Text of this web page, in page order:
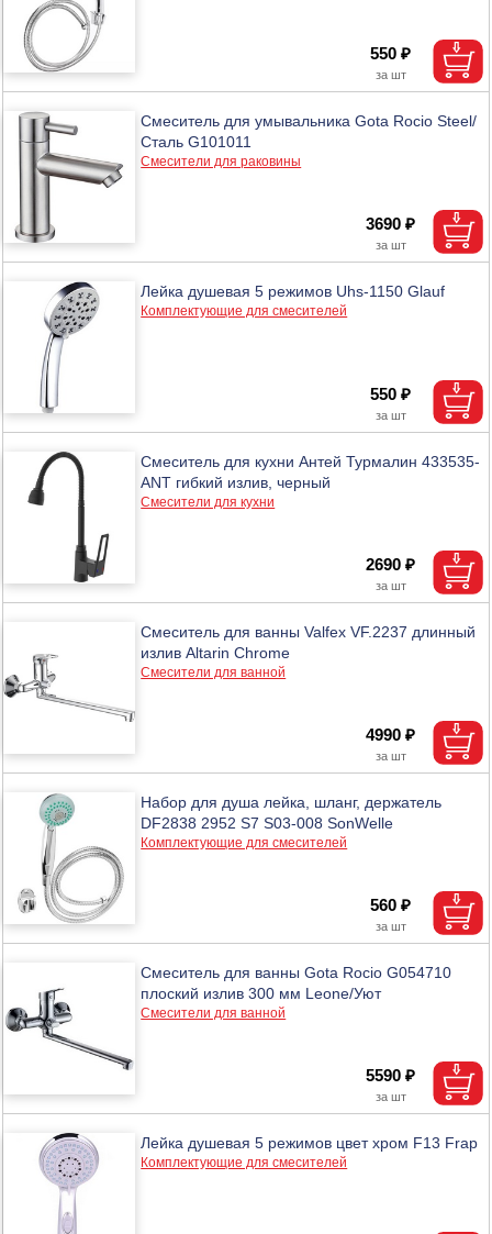
550 ₽
Смеситель для умывальника Gota Rocio Steel/
Сталь G101011
Смесители для раковины
3690 ₽
Лейка душевая 5 режимов Uhs-1150 Glauf
Комплектующие для смесителей
550 ₽
Смеситель для кухни Антей Турмалин 433535-
ANT гибкий излив, черный
Смесители для кухни
2690 ₽
Смеситель для ванны Valfex VF.2237 длинный
излив Altarin Сhrome
Смесители для ванной
4990 ₽
Набор для душа лейка, шланг, держатель
DF2838 2952 S7 S03-008 SonWelle
Комплектующие для смесителей
560 ₽
Смеситель для ванны Gota Rocio G054710
плоский излив 300 мм Leone/Уют
Смесители для ванной
5590 ₽
Лейка душевая 5 режимов цвет хром F13 Frap
Комплектующие для смесителей